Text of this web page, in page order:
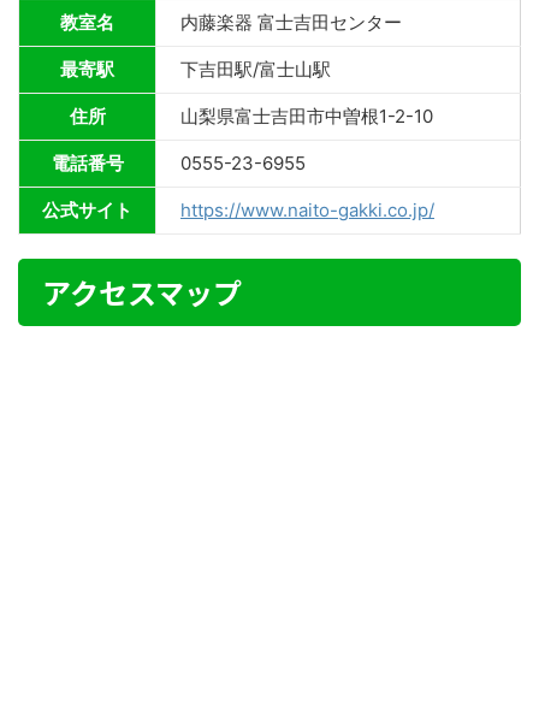
教室名 内藤楽器 富士吉田センター
最寄駅 下吉田駅/富士山駅
住所 山梨県富士吉田市中曽根1-2-10
電話番号 0555-23-6955
公式サイト https://www.naito-gakki.co.jp/
アクセスマップ